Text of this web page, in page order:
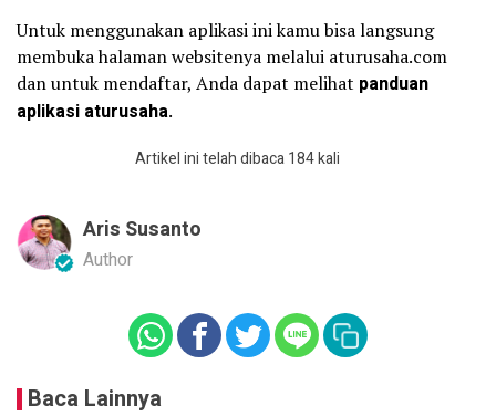
Untuk menggunakan aplikasi ini kamu bisa langsung
membuka halaman websitenya melalui aturusaha.com
dan untuk mendaftar, Anda dapat melihat panduan
aplikasi aturusaha.
Artikel ini telah dibaca 184 kali
Aris Susanto
Author
Baca Lainnya